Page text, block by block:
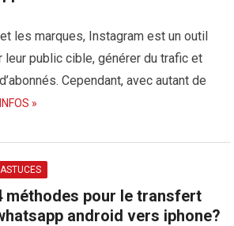
les marques, Instagram est un outil
leur public cible, générer du trafic et
Cependant, avec autant de
»
ASTUCES
méthodes pour le transfert
android vers iphone?